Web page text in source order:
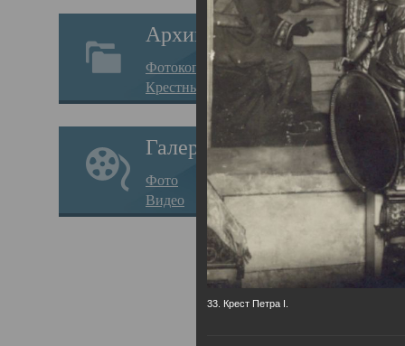
Архив
Фотокопии дел
Крестные ходы
Галерея
Фото
Видео
33. Крест Петра I.